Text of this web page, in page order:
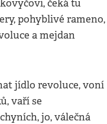
čeká tu
pohyblivé rameno,
a mejdan
jídlo revoluce, voní
vaří se
jo, válečná